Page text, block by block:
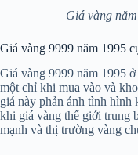
Giá vàng
Giá vàng 9999 năm 1995
Giá vàng 9999 năm 1995
một chỉ khi mua vào và
giá này phản ánh tình hình
khi giá vàng thế giới trung
mạnh và thị trường vàng